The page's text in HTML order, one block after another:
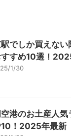
でしか買えない
すめ10選！
1/30
港のお土産人気
！2025年最新